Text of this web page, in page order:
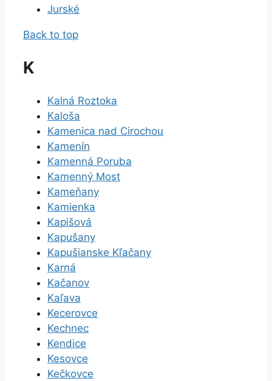
Jurské
Back to top
K
Kalná Roztoka
Kaloša
Kamenica nad Cirochou
Kamenín
Kamenná Poruba
Kamenný Most
Kameňany
Kamienka
Kapišová
Kapušany
Kapušianske Kľačany
Karná
Kačanov
Kaľava
Kecerovce
Kechnec
Kendice
Kesovce
Kečkovce